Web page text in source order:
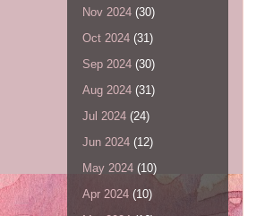
Nov 2024 (30)
Oct 2024 (31)
Sep 2024 (30)
Aug 2024 (31)
Jul 2024 (24)
Jun 2024 (12)
May 2024 (10)
Apr 2024 (10)